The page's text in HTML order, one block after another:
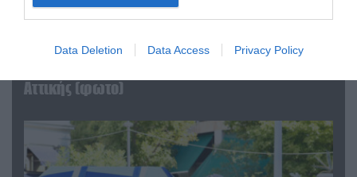
Data Deletion Data Access Privacy Policy
«Οι εντελώς αθώοι»: Η ανάρτηση του Αρκά για
Αττικής (φωτο)